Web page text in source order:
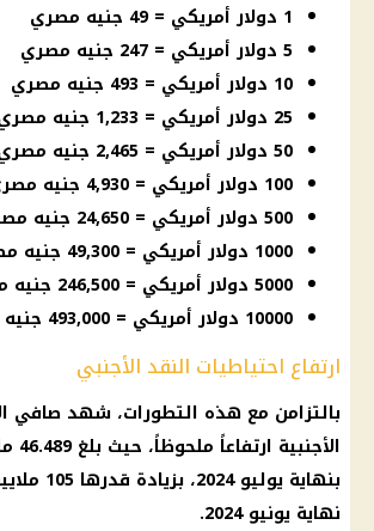
1 دولار أمريكي = 49 جنيه مصري
5 دولار أمريكي = 247 جنيه مصري
10 دولار أمريكي = 493 جنيه مصري
25 دولار أمريكي = 1,233 جنيه مصري
50 دولار أمريكي = 2,465 جنيه مصري
100 دولار أمريكي = 4,930 جنيه مصري
500 دولار أمريكي = 24,650 جنيه مصري
1000 دولار أمريكي = 49,300 جنيه مصري
5000 دولار أمريكي = 246,500 جنيه مصري
10000 دولار أمريكي = 493,000 جنيه مصري
ارتفاع احتياطيات النقد الأجنبي
بالتزامن مع هذه التطورات، شهد صافي
الأجنبية ارتفاعاً ملحوظاً، حيث بلغ 46.489 مليار
بنهاية يوليو 2024، بزيادة قدرها 105 ملايين
نهاية يونيو 2024.